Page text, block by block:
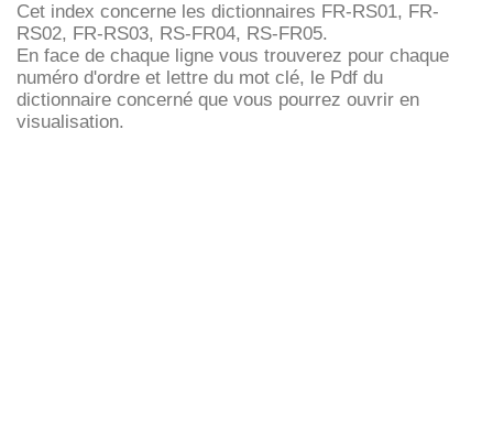
Cet index concerne les dictionnaires FR-RS01, FR-
RS02, FR-RS03, RS-FR04, RS-FR05.
En face de chaque ligne vous trouverez pour chaque
numéro d'ordre et lettre du mot clé, le Pdf du
dictionnaire concerné que vous pourrez ouvrir en
visualisation.